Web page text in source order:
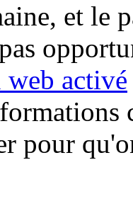
et le
web activé
pour